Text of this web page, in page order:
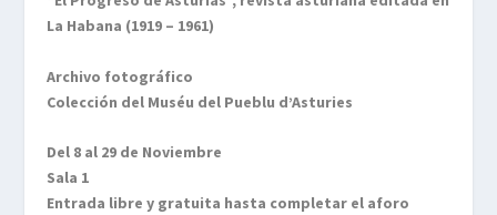
La Habana (1919 – 1961)
Archivo fotográfico
Colección del Muséu del Pueblu d’Asturies
Del 8 al 29 de Noviembre
Sala 1
Entrada libre y gratuita hasta completar el aforo